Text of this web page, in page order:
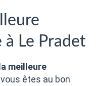
Le Pradet
la meilleure
vous êtes au bon